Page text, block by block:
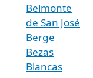
Belmonte
de San José
Berge
Bezas
Blancas